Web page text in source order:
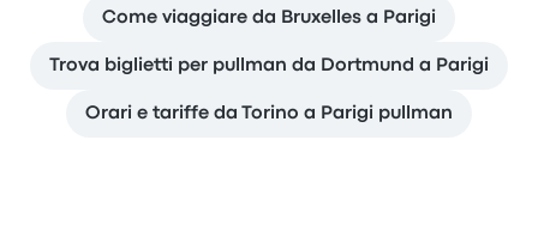
Come viaggiare da Bruxelles a Parigi
Trova biglietti per pullman da Dortmund a Parigi
Orari e tariffe da Torino a Parigi pullman